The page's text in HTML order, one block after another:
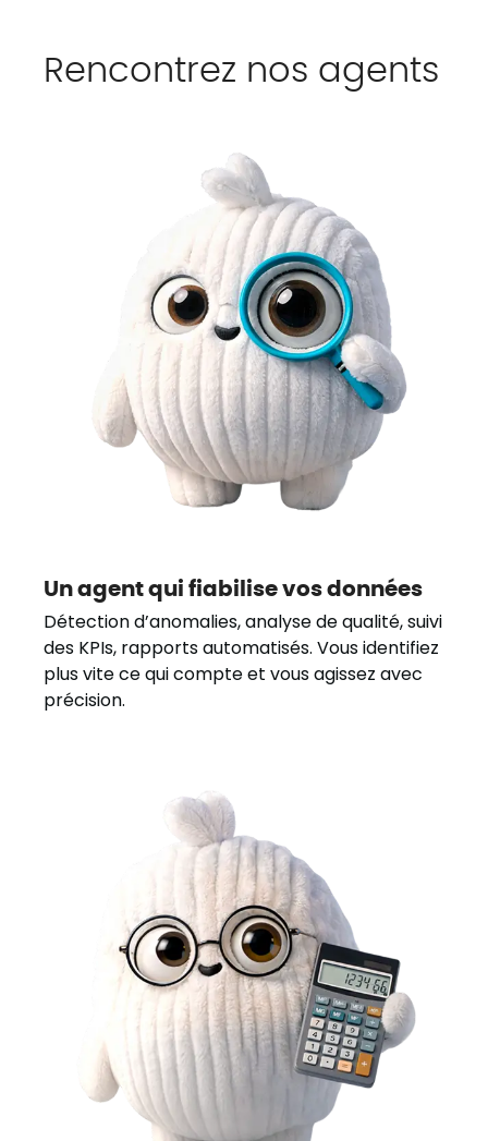
Rencontrez nos agents
Un agent qui fiabilise vos données
Détection d’anomalies, analyse de qualité, suivi
des KPIs, rapports automatisés. Vous identifiez
plus vite ce qui compte et vous agissez avec
précision.